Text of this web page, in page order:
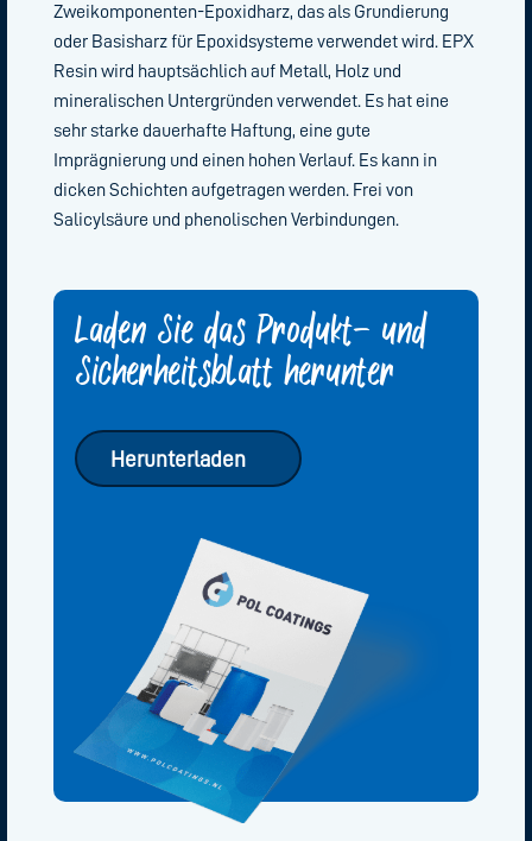
Zweikomponenten-Epoxidharz, das als Grundierung
oder Basisharz für Epoxidsysteme verwendet wird. EPX
Resin wird hauptsächlich auf Metall, Holz und
mineralischen Untergründen verwendet. Es hat eine
sehr starke dauerhafte Haftung, eine gute
Imprägnierung und einen hohen Verlauf. Es kann in
dicken Schichten aufgetragen werden. Frei von
Salicylsäure und phenolischen Verbindungen.
Laden Sie das Produkt- und
Sicherheitsblatt herunter
Herunterladen